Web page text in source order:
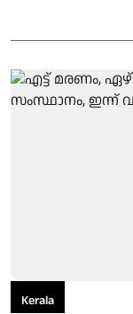
Kerala